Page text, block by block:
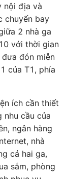
nội địa và
chuyến bay
2 nhà ga
với thời gian
đón miễn
của T1, phía
ích cần thiết
nhu cầu của
ngân hàng
nhà
cả hai ga,
sắm, phòng